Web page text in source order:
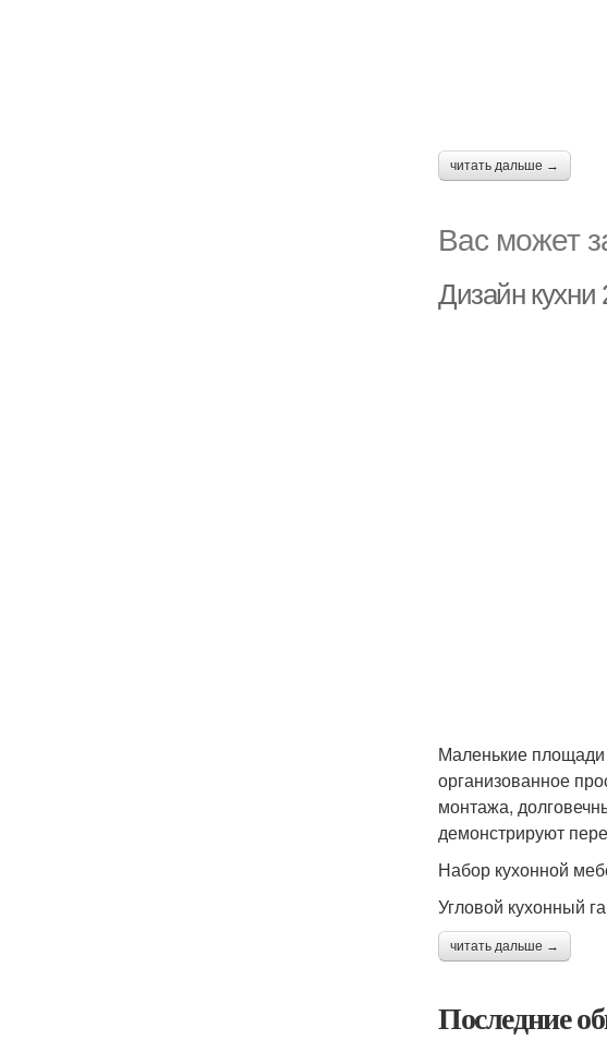
читать дальше →
Вас может
Дизайн
Маленькие
организованное
монтажа,
демонстрируют
Набор кухонной
Угловой кухонный
читать дальше →
Последние